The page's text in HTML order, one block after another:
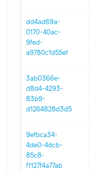
dd4ad69a-
0170-40ac-
9fed-
a9780c1d55ef
3ab0366e-
d8d4-4293-
83b9-
d1264828d3d5
9efbca34-
4de0-4dcb-
85c8-
f1127f4a77ab